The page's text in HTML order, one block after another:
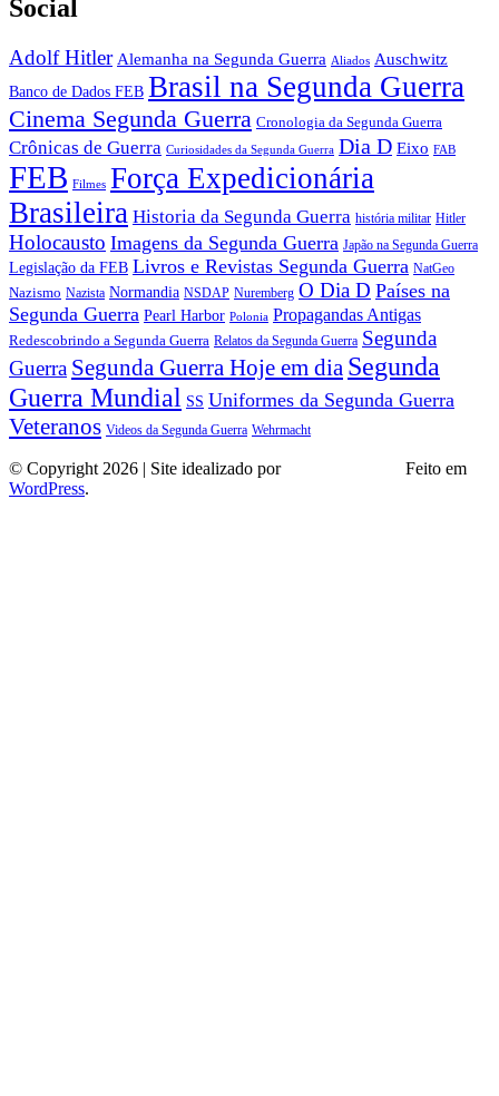
Social
Adolf Hitler Alemanha na Segunda Guerra Aliados Auschwitz
Banco de Dados FEB Brasil na Segunda Guerra
Cinema Segunda Guerra Cronologia da Segunda Guerra
Crônicas de Guerra Curiosidades da Segunda Guerra Dia D Eixo FAB
FEB Filmes Força Expedicionária
Brasileira Historia da Segunda Guerra história militar Hitler
Holocausto Imagens da Segunda Guerra Japão na Segunda Guerra
Legislação da FEB Livros e Revistas Segunda Guerra NatGeo
Nazismo Nazista Normandia NSDAP Nuremberg O Dia D Países na
Segunda Guerra Pearl Harbor Polonia Propagandas Antigas
Redescobrindo a Segunda Guerra Relatos da Segunda Guerra Segunda
Guerra Segunda Guerra Hoje em dia Segunda
Guerra Mundial SS Uniformes da Segunda Guerra
Veteranos Videos da Segunda Guerra Wehrmacht
© Copyright 2026 | Site idealizado por
Feito em
WordPress.